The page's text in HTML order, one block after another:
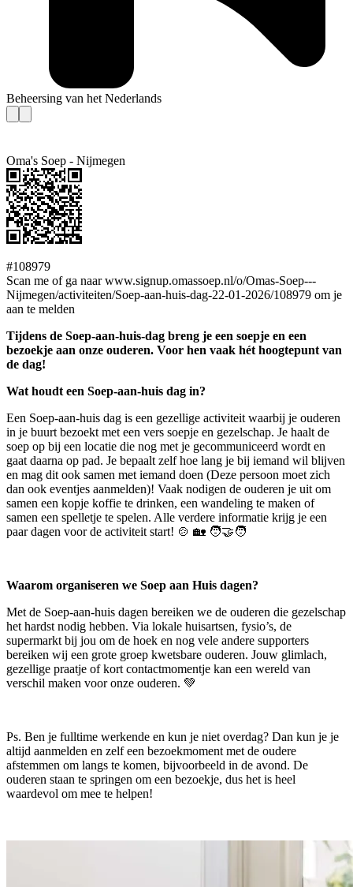
Beheersing van het Nederlands
Oma's Soep - Nijmegen
#108979
Scan me of ga naar www.signup.omassoep.nl/o/Omas-Soep---
Nijmegen/activiteiten/Soep-aan-huis-dag-22-01-2026/108979 om je
aan te melden
Tijdens de Soep-aan-huis-dag breng je een soepje en een
bezoekje aan onze ouderen. Voor hen vaak hét hoogtepunt van
de dag!
Wat houdt een Soep-aan-huis dag in?
Een Soep-aan-huis dag is een gezellige activiteit waarbij je ouderen
in je buurt bezoekt met een vers soepje en gezelschap. Je haalt de
soep op bij een locatie die nog met je gecommuniceerd wordt en
gaat daarna op pad. Je bepaalt zelf hoe lang je bij iemand wil blijven
en mag dit ook samen met iemand doen (Deze persoon moet zich
dan ook eventjes aanmelden)! Vaak nodigen de ouderen je uit om
samen een kopje koffie te drinken, een wandeling te maken of
samen een spelletje te spelen. Alle verdere informatie krijg je een
paar dagen voor de activiteit start! 🍲 🏡 🧑‍🤝‍🧑
Waarom organiseren we Soep aan Huis dagen?
Met de Soep-aan-huis dagen bereiken we de ouderen die gezelschap
het hardst nodig hebben. Via lokale huisartsen, fysio’s, de
supermarkt bij jou om de hoek en nog vele andere supporters
bereiken wij een grote groep kwetsbare ouderen. Jouw glimlach,
gezellige praatje of kort contactmomentje kan een wereld van
verschil maken voor onze ouderen. 💚
Ps. Ben je fulltime werkende en kun je niet overdag? Dan kun je je
altijd aanmelden en zelf een bezoekmoment met de oudere
afstemmen om langs te komen, bijvoorbeeld in de avond. De
ouderen staan te springen om een bezoekje, dus het is heel
waardevol om mee te helpen!